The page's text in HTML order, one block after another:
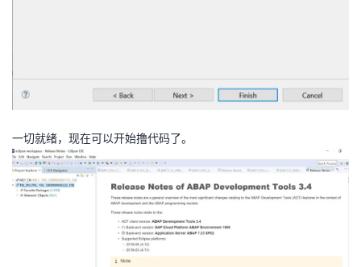
一切就绪，现在可以开始撸代码了。